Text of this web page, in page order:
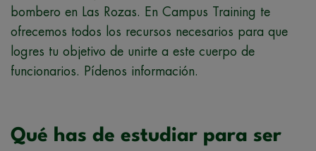
bombero en Las Rozas. En Campus Training te
ofrecemos todos los recursos necesarios para que
logres tu objetivo de unirte a este cuerpo de
funcionarios. Pídenos información.
Qué has de estudiar para ser